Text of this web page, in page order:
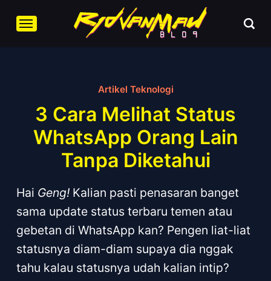
Artikel Teknologi
3 Cara Melihat Status
WhatsApp Orang Lain
Tanpa Diketahui
Hai Geng!Kalian pasti penasaran banget
sama update status terbaru temen atau
gebetan di WhatsApp kan? Pengen liat-liat
statusnya diam-diam supaya dia nggak
tahu kalau statusnya udah kalian intip?